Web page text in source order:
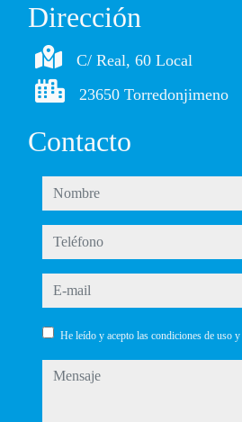
Dirección
C/ Real, 60 Local
23650 Torredonjimeno
Contacto
nombre
teléfono
e-mail
He leído y acepto las condiciones de uso y
mensaje